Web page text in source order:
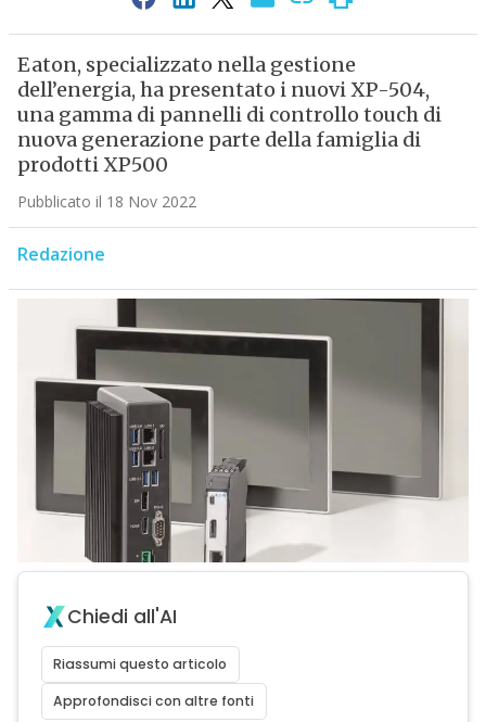
Eaton, specializzato nella gestione
dell’energia, ha presentato i nuovi XP-504,
una gamma di pannelli di controllo touch di
nuova generazione parte della famiglia di
prodotti XP500
Pubblicato il 18 Nov 2022
Redazione
Chiedi all'AI
Riassumi questo articolo
Approfondisci con altre fonti